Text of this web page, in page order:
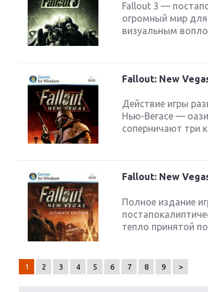
Fallout 3 —
огромный мир для
визуальным
Fallout: New
Действие игры
Нью-Вегасе —
соперничают три
Fallout: New
Полное издание
тепло принятой
1 2 3 4 5 6 7 8 9 >